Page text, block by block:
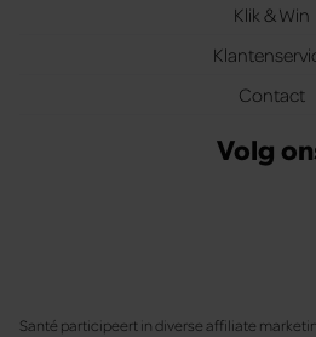
Klik & Win
Contact
Volg
Santé participeert in diverse affiliate